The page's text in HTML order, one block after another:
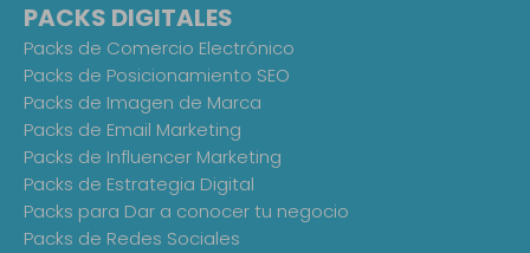
PACKS DIGITALES
Packs de Comercio Electrónico
Packs de Posicionamiento SEO
Packs de Imagen de Marca
Packs de Email Marketing
Packs de Influencer Marketing
Packs de Estrategia Digital
Packs para Dar a conocer tu negocio
Packs de Redes Sociales